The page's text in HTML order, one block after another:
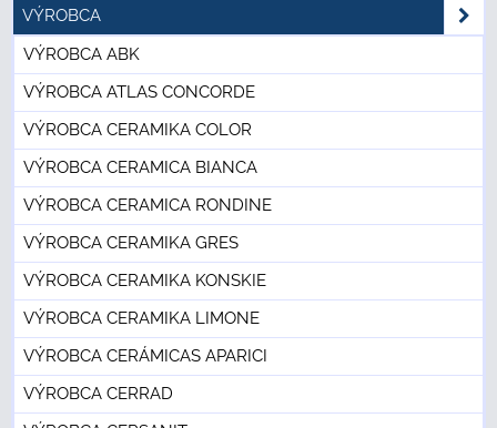
VÝROBCA
VÝROBCA ABK
VÝROBCA ATLAS CONCORDE
VÝROBCA CERAMIKA COLOR
VÝROBCA CERAMICA BIANCA
VÝROBCA CERAMICA RONDINE
VÝROBCA CERAMIKA GRES
VÝROBCA CERAMIKA KONSKIE
VÝROBCA CERAMIKA LIMONE
VÝROBCA CERÁMICAS APARICI
VÝROBCA CERRAD